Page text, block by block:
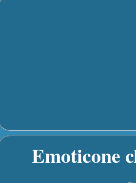
Emoticone